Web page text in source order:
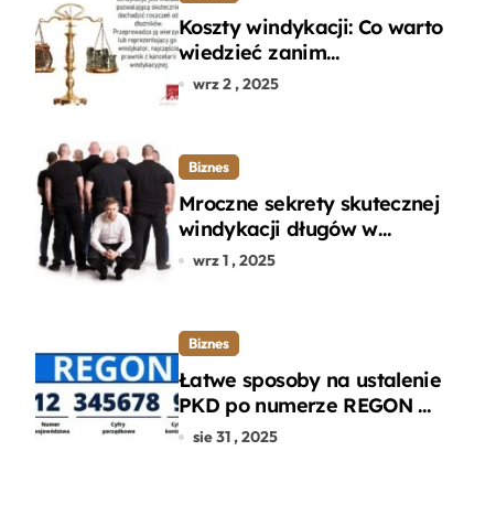
Koszty windykacji: Co warto
wiedzieć zanim
zdecydujesz się na
wrz 2 , 2025
Biznes
Mroczne sekrety skutecznej
windykacji długów w
departamencie windykacji
wrz 1 , 2025
Biznes
Łatwe sposoby na ustalenie
PKD po numerze REGON w
kilku prostych krokach
sie 31 , 2025